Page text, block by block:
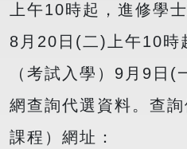
上午10時起，進修學
8月20日(二)上午10時
（考試入學）9月9日(
網查詢代選資料。查
課程）網址：